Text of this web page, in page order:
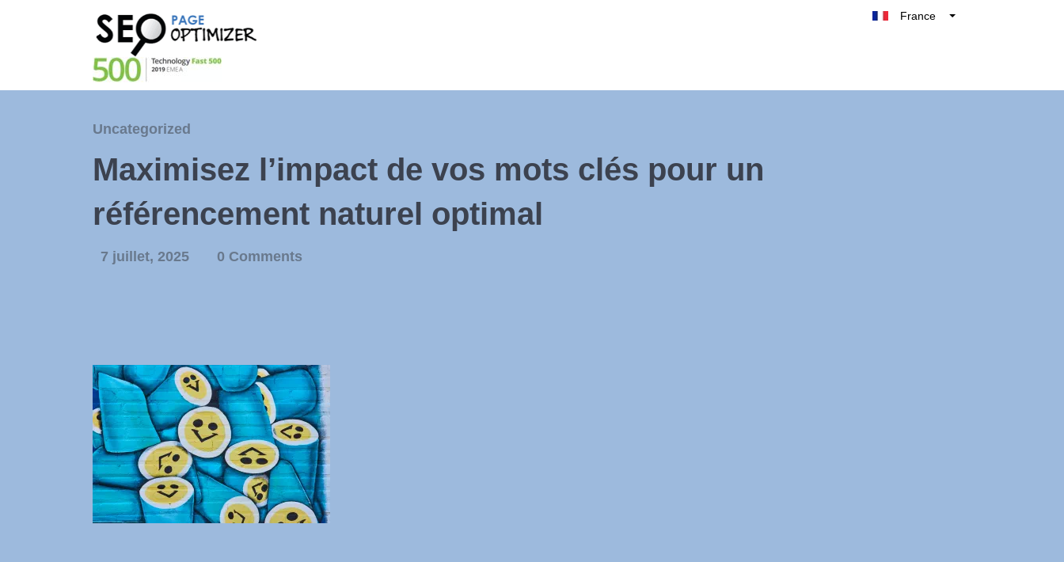
France
Nederland
Uncategorized
Maximisez l’impact de vos mots clés pour un
référencement naturel optimal
7 juillet, 2025 0 Comments